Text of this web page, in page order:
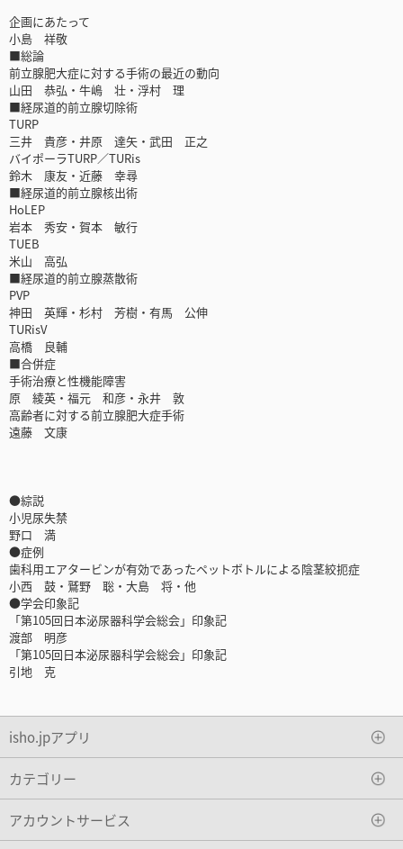
企画にあたって
小島 祥敬
■総論
前立腺肥大症に対する手術の最近の動向
山田 恭弘・牛嶋 壮・浮村 理
■経尿道的前立腺切除術
TURP
三井 貴彦・井原 達矢・武田 正之
バイポーラTURP／TURis
鈴木 康友・近藤 幸尋
■経尿道的前立腺核出術
HoLEP
岩本 秀安・賀本 敏行
TUEB
米山 高弘
■経尿道的前立腺蒸散術
PVP
神田 英輝・杉村 芳樹・有馬 公伸
TURisV
高橋 良輔
■合併症
手術治療と性機能障害
原 綾英・福元 和彦・永井 敦
高齢者に対する前立腺肥大症手術
遠藤 文康
●綜説
小児尿失禁
野口 満
●症例
歯科用エアタービンが有効であったペットボトルによる陰茎絞扼症
小西 鼓・鷲野 聡・大島 将・他
●学会印象記
「第105回日本泌尿器科学会総会」印象記
渡部 明彦
「第105回日本泌尿器科学会総会」印象記
引地 克
isho.jpアプリ
カテゴリー
アカウントサービス